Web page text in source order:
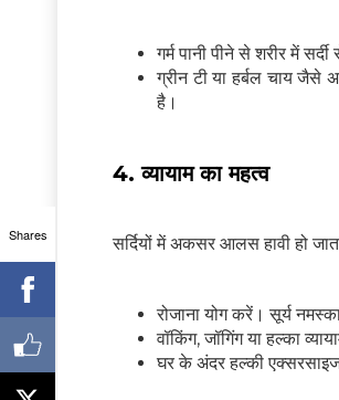
गर्म पानी पीने से शरीर में
ग्रीन टी या हर्बल चाय जैसे
है।
4. व्यायाम का महत्व
सर्दियों में अकसर आलस हावी हो
रोजाना योग करें। सूर्य
वॉकिंग, जॉगिंग या हल्का
घर के अंदर हल्की
Shares